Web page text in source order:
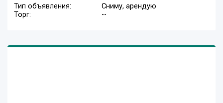
Тип объявления:
Сниму, арендую
Торг:
--